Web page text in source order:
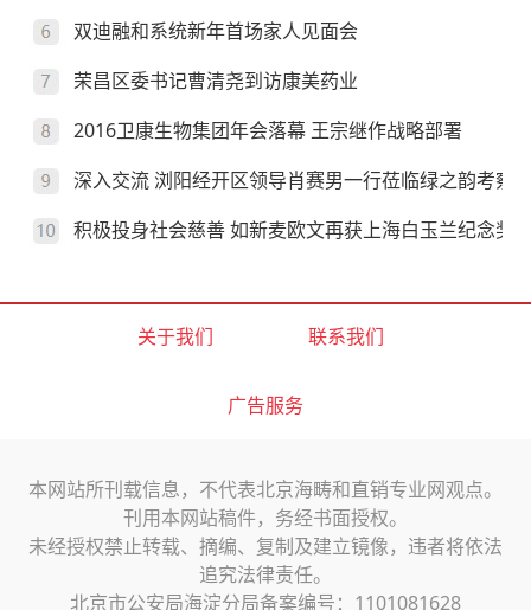
双迪融和系统新年首场家人见面会
荣昌区委书记曹清尧到访康美药业
2016卫康生物集团年会落幕 王宗继作战略部署
深入交流 浏阳经开区领导肖赛男一行莅临绿之韵考察
积极投身社会慈善 如新麦欧文再获上海白玉兰纪念奖
关于我们 联系我们
广告服务
本网站所刊载信息，不代表北京海畴和直销专业网观点。
刊用本网站稿件，务经书面授权。
未经授权禁止转载、摘编、复制及建立镜像，违者将依法
追究法律责任。
北京市公安局海淀分局备案编号：1101081628